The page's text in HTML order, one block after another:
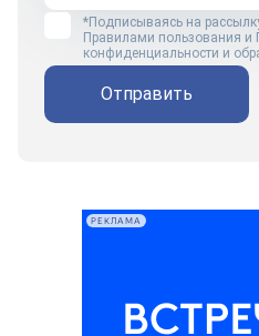
*Подписываясь на
Правилами пользования и
конфиденциальности и
Отправить
РЕКЛАМА